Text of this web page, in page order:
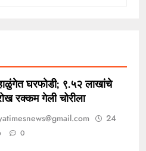
घरफोडी; ९.५२ लाखांचे
रक्कम गेली चोरीला
24
0